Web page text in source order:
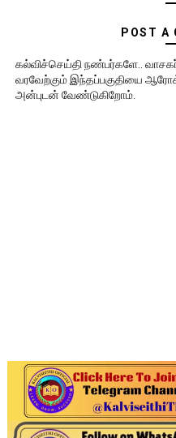
POST A
கல்விச்செய்தி நண்பர்களே..
வரவேற்கும் இந்தப்பகுதியை
அன்புடன் வேண்டுகிறோம்.